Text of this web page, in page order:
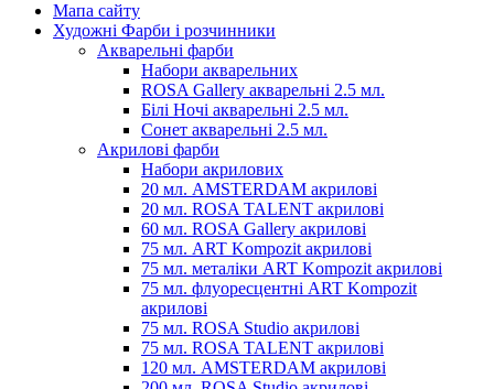
Мапа сайту
Художні Фарби і розчинники
Акварельні фарби
Набори акварельних
ROSA Gallery акварельні 2.5 мл.
Білі Ночі акварельні 2.5 мл.
Сонет акварельні 2.5 мл.
Акрилові фарби
Набори акрилових
20 мл. AMSTERDAM акрилові
20 мл. ROSA TALENT акрилові
60 мл. ROSA Gallery акрилові
75 мл. ART Kompozit акрилові
75 мл. металіки ART Kompozit акрилові
75 мл. флуоресцентні ART Kompozit
акрилові
75 мл. ROSA Studio акрилові
75 мл. ROSA TALENT акрилові
120 мл. AMSTERDAM акрилові